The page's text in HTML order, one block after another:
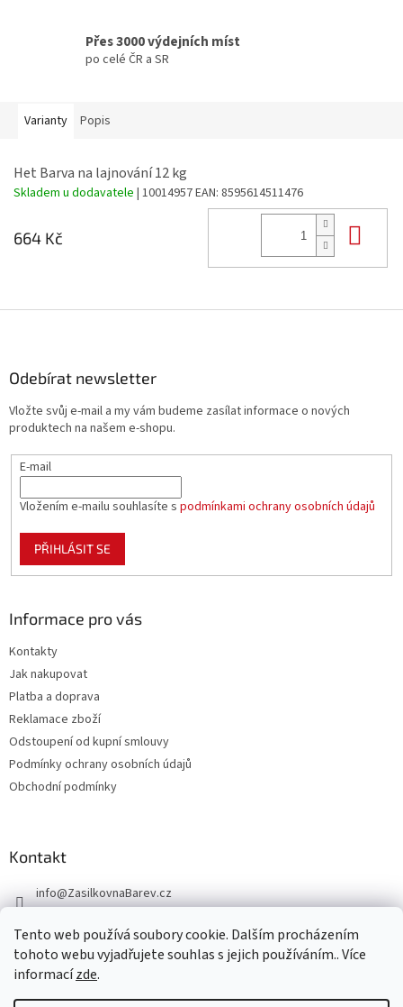
Tento web používá soubory cookie. Dalším procházením
tohoto webu vyjadřujete souhlas s jejich používáním.. Více
informacízde.
Přes 3000 výdejních míst
po celé ČR a SR
Varianty Popis
Het Barva na lajnování 12 kg
Skladem u dodavatele | 10014957EAN: 8595614511476
664 Kč
Odebírat newsletter
Vložte svůj e-mail a my vám budeme zasílat informace o nových
produktech na našem e-shopu.
E-mail
Vložením e-mailu souhlasíte s podmínkami ochrany osobních údajů
PŘIHLÁSIT SE
Informace pro vás
Kontakty
Jak nakupovat
Platba a doprava
Reklamace zboží
Odstoupení od kupní smlouvy
Podmínky ochrany osobních údajů
Obchodní podmínky
Kontakt
info@ZasilkovnaBarev.cz